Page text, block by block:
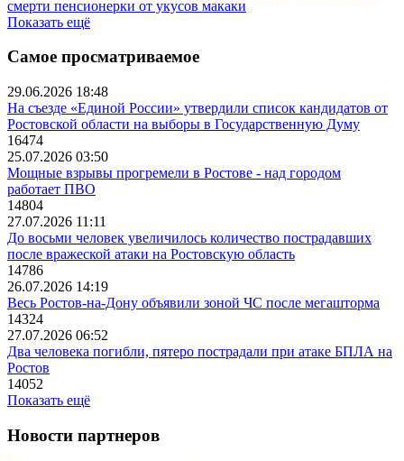
смерти пенсионерки от укусов макаки
Показать ещё
Самое просматриваемое
29.06.2026 18:48
На съезде «Единой России» утвердили список кандидатов от
Ростовской области на выборы в Государственную Думу
16474
25.07.2026 03:50
Мощные взрывы прогремели в Ростове - над городом
работает ПВО
14804
27.07.2026 11:11
До восьми человек увеличилось количество пострадавших
после вражеской атаки на Ростовскую область
14786
26.07.2026 14:19
Весь Ростов-на-Дону объявили зоной ЧС после мегашторма
14324
27.07.2026 06:52
Два человека погибли, пятеро пострадали при атаке БПЛА на
Ростов
14052
Показать ещё
Новости партнеров